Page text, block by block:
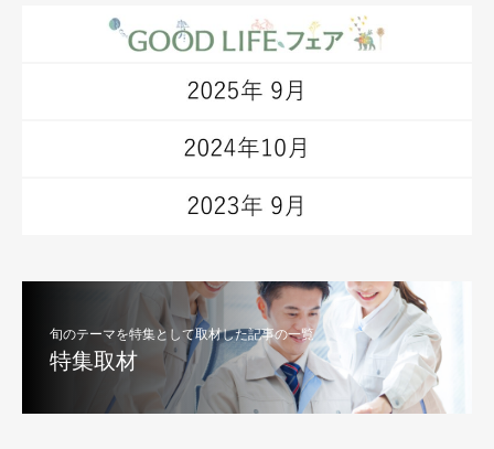
旬のテーマを特集として取材した記事の一覧
特集取材